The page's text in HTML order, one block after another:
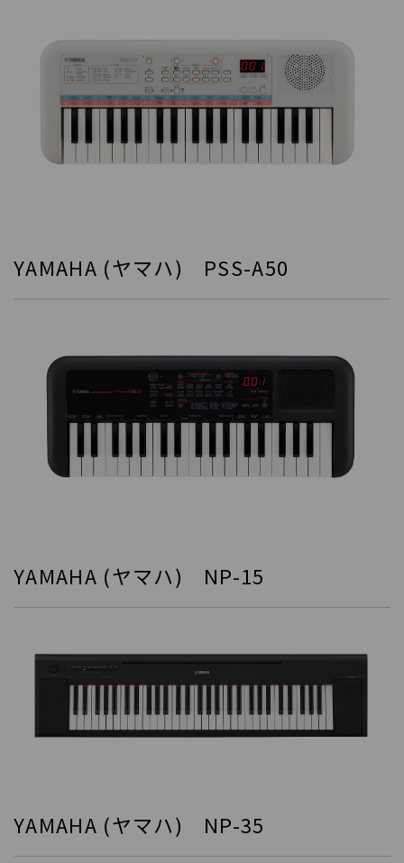
YAMAHA (ヤマハ) PSS-A50
YAMAHA (ヤマハ) NP-15
YAMAHA (ヤマハ) NP-35